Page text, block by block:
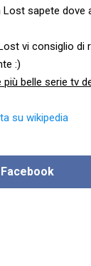
sapete dove
vi consiglio di
:)
più belle serie tv
su wikipedia
Facebook